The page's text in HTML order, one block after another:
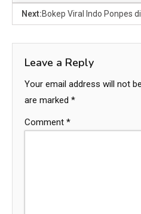
Next:Bokep Viral Indo Ponpes
Leave a Reply
Your email address will not
are marked *
Comment *